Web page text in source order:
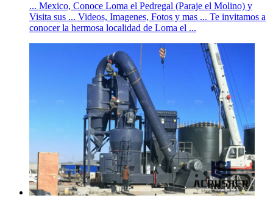
... Mexico, Conoce Loma el Pedregal (Paraje el Molino) y
Visita sus ... Videos, Imagenes, Fotos y mas ... Te invitamos a
conocer la hermosa localidad de Loma el ...